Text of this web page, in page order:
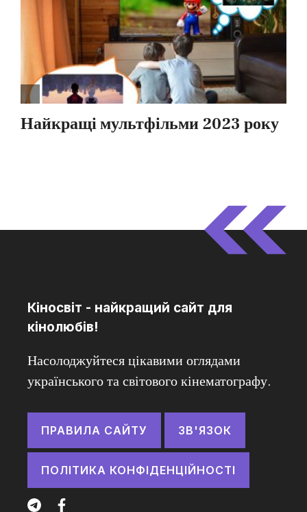
Кіносвіт - найкращий сайт для
кінолюбів!
Насолоджуйтеся цікавими оглядами
українського та світового кінематографу.
ПРАВИЛА САЙТУ ЗВ'ЯЗОК
ПОЛІТИКА КОНФІДЕНЦІЙНОСТІ